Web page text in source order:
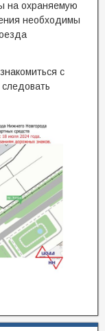
на охраняемую
необходимы
с